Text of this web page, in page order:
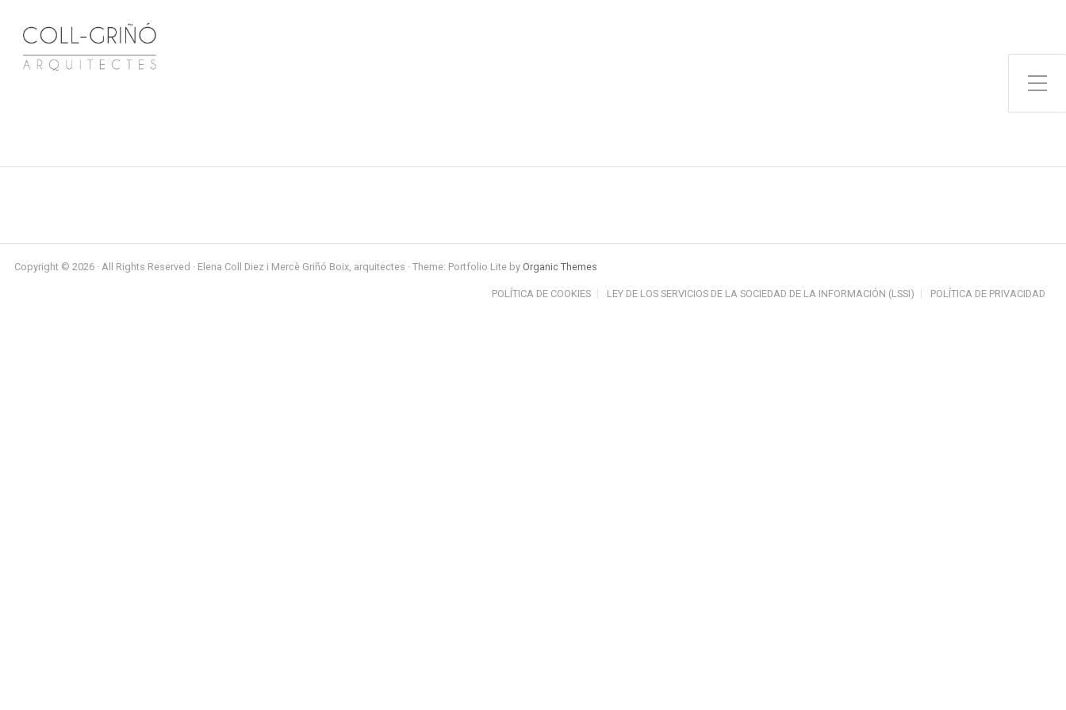
Toggle Side Menu
Copyright © 2026 · All Rights Reserved · Elena Coll Diez i Mercè Griñó Boix, arquitectes · Theme: Portfolio Lite by Organic Themes
POLÍTICA DE COOKIES LEY DE LOS SERVICIOS DE LA SOCIEDAD DE LA INFORMACIÓN (LSSI) POLÍTICA DE PRIVACIDAD